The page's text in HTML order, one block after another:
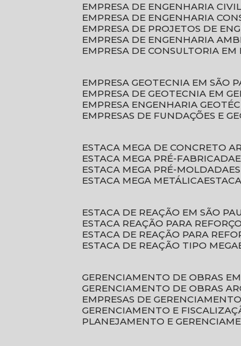
EMPRESA DE ENGENHARIA
EMPRESA DE ENGENHARIA
EMPRESA DE PROJETOS DE
EMPRESA DE ENGENHARIA
EMPRESA DE CONSULTORIA
EMPRESA GEOTECNIA EM SÃO
EMPRESA DE GEOTECNIA EM
EMPRESA ENGENHARIA
EMPRESAS DE FUNDAÇÕES E
ESTACA MEGA DE CONCRETO
ESTACA MEGA PRÉ-FABRICADA
ESTACA MEGA PRÉ-MOLDADA
ESTACA MEGA METÁLICA
ESTACA DE REAÇÃO EM SÃO
ESTACA REAÇÃO PARA
ESTACA DE REAÇÃO PARA
ESTACA DE REAÇÃO TIPO MEGA
GERENCIAMENTO DE OBRAS
GERENCIAMENTO DE OBRAS
EMPRESAS DE
GERENCIAMENTO E
PLANEJAMENTO E